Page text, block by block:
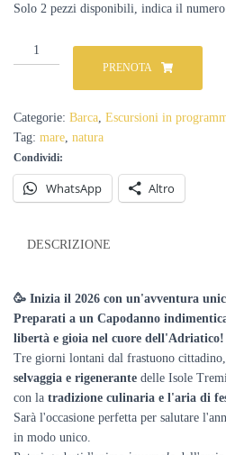
Solo 2 pezzi disponibili
Capodanno
2026
Tremiti
31
dicembre
-
2
gennaio
quantità
PRENOTA
Categorie: Barca Escursioni in
Tag: mare natura
Condividi:
WhatsApp Altro
DESCRIZIONE
🥳 Inizia il 2026 con un'avventura
Preparati a un Capodanno
libertà e gioia nel cuore dell'Adriatico!
Tre giorni lontani dal frastuono
selvaggia e rigenerante delle Isole
con la tradizione culinaria e l'aria di
Sarà l'occasione perfetta per salutare
in modo unico.